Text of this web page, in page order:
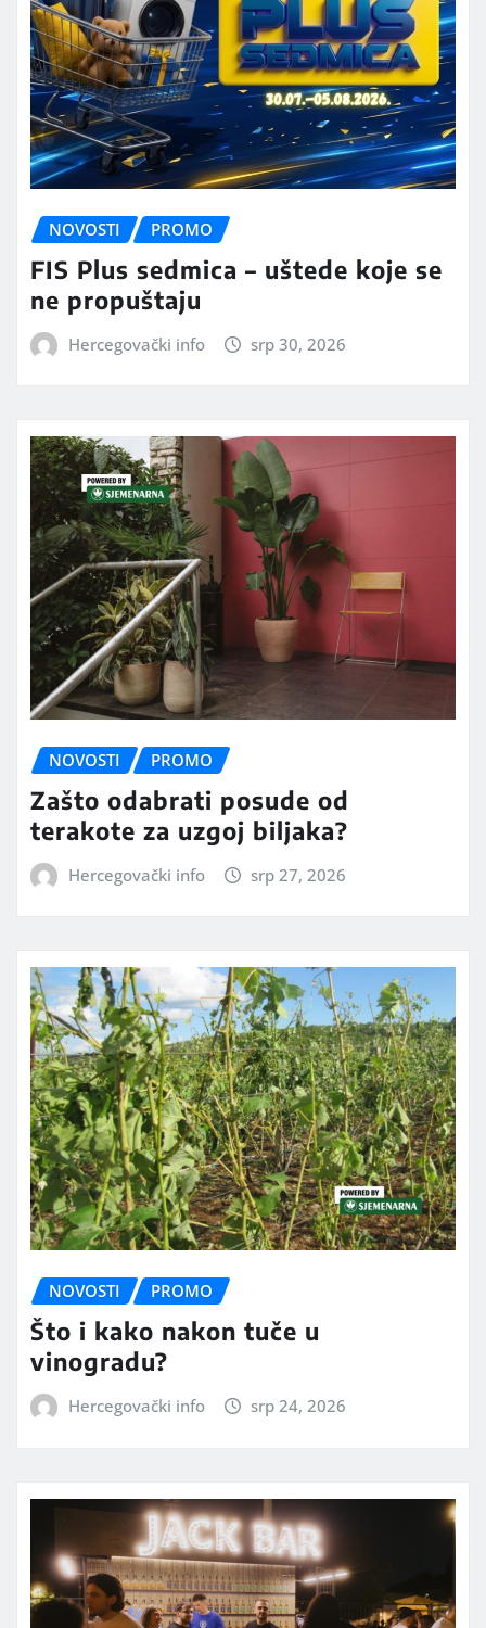
NOVOSTI PROMO
FIS Plus sedmica – uštede koje se
ne propuštaju
Hercegovački info srp 30, 2026
NOVOSTI PROMO
Zašto odabrati posude od
terakote za uzgoj biljaka?
Hercegovački info srp 27, 2026
NOVOSTI PROMO
Što i kako nakon tuče u
vinogradu?
Hercegovački info srp 24, 2026